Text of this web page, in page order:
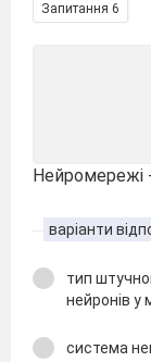
Запитання 6
Нейромережі
варіанти
тип
нейронів у
система